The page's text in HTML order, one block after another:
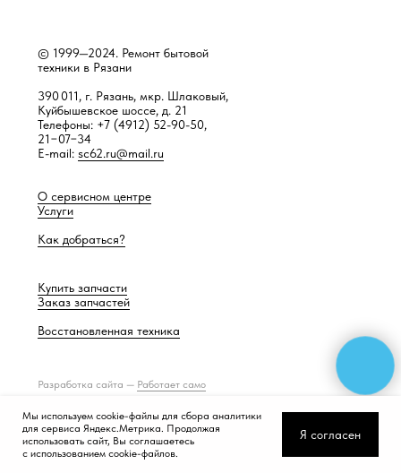
Разработка сайта — Работает само
© 1999—2024. Ремонт бытовой
техники в Рязани
390 011, г. Рязань, мкр. Шлаковый,
Куйбышевское шоссе, д. 21
Телефоны: +7 (4912) 52-90-50,
21−07−34
E-mail: sc62.ru@mail.ru
О сервисном центре
Услуги
Как добраться?
Купить запчасти
Заказ запчастей
Восстановленная техника
Мы используем cookie-файлы для сбора аналитики
для сервиса Яндекс.Метрика. Продолжая
использовать сайт, Вы соглашаетесь
с использованием cookie-файлов.
Я согласен